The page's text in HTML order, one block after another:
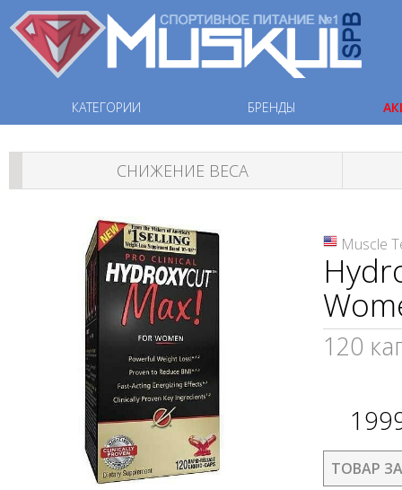
КАТЕГОРИИ БРЕНДЫ
СНИЖЕНИЕ ВЕСА
Muscle
120
ТОВАР